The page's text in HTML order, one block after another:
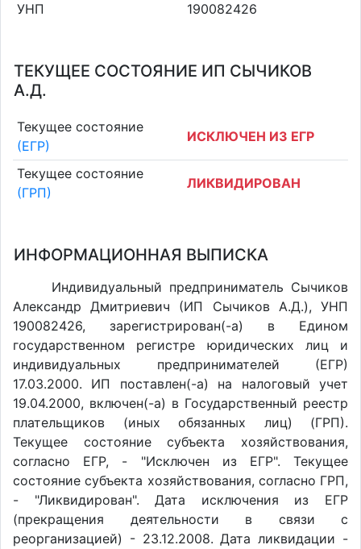
УНП
190082426
ТЕКУЩЕЕ СОСТОЯНИЕ ИП СЫЧИКОВ
А.Д.
Текущее состояние
(ЕГР)
ИСКЛЮЧЕН ИЗ ЕГР
Текущее состояние
(ГРП)
ЛИКВИДИРОВАН
ИНФОРМАЦИОННАЯ ВЫПИСКА
Индивидуальный предприниматель Сычиков
Александр Дмитриевич (ИП Сычиков А.Д.), УНП
190082426, зарегистрирован(-а) в Едином
государственном регистре юридических лиц и
индивидуальных предпринимателей (ЕГР)
17.03.2000. ИП поставлен(-a) на налоговый учет
19.04.2000, включен(-a) в Государственный реестр
плательщиков (иных обязанных лиц) (ГРП).
Текущее состояние субъекта хозяйствования,
согласно ЕГР, - "Исключен из ЕГР". Текущее
состояние субъекта хозяйствования, согласно ГРП,
- "Ликвидирован". Дата исключения из ЕГР
(прекращения деятельности в связи с
реорганизацией) - 23.12.2008. Дата ликвидации -